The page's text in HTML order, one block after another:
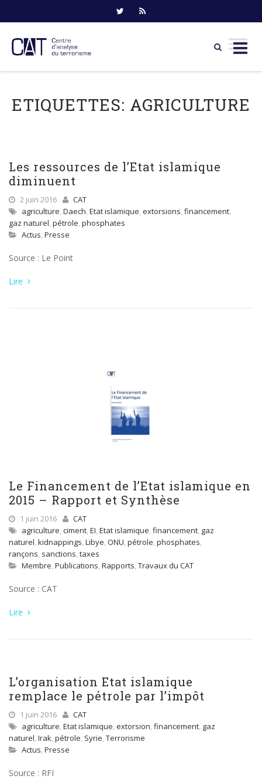
content
ETIQUETTES: AGRICULTURE
Les ressources de l’Etat islamique
diminuent
2 juin 2016
CAT
agriculture, Daech, Etat islamique, extorsions, financement,
gaz naturel, pétrole, phosphates
Actus, Presse
Source : Le Point
Lire
Le Financement de l’Etat islamique en
2015 – Rapport et Synthèse
1 juin 2016
CAT
agriculture, ciment, EI, Etat islamique, financement, gaz
naturel, kidnappings, Libye, ONU, pétrole, phosphates,
rançons, sanctions, taxes
Membre, Publications, Rapports, Travaux du CAT
Source : CAT
Lire
L’organisation Etat islamique
remplace le pétrole par l’impôt
1 juin 2016
CAT
agriculture, Etat islamique, extorsion, financement, gaz
naturel, Irak, pétrole, Syrie, Terrorisme
Actus, Presse
Source : RFI